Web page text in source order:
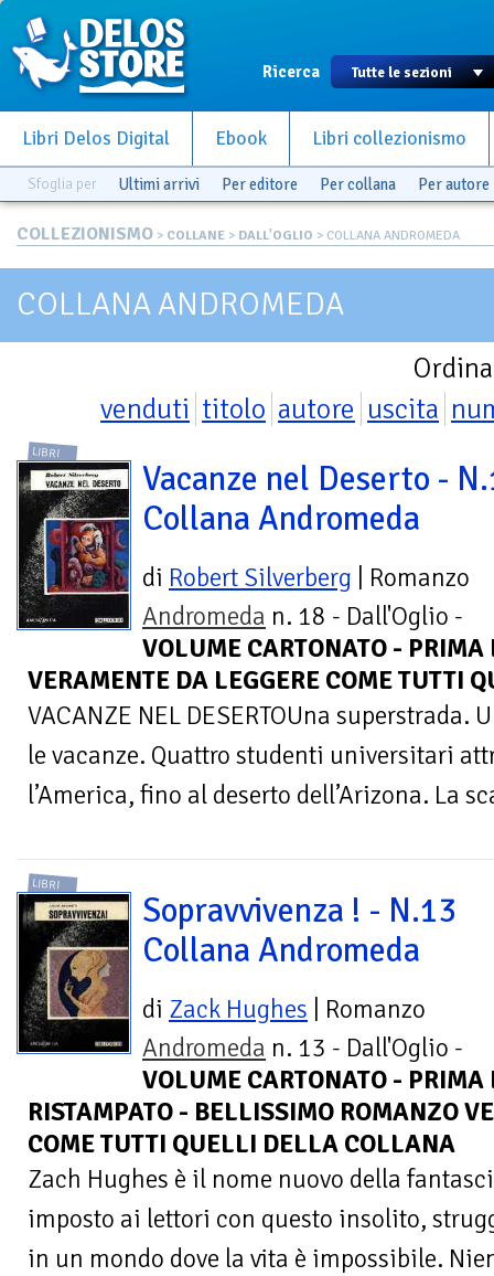
Ricerca
Libri Delos Digital Ebook Libri collezionismo
Sfoglia per Ultimi arrivi Per editore Per collana Per autore
COLLEZIONISMO > COLLANE > DALL'OGLIO > COLLANA ANDROMEDA
COLLANA ANDROMEDA
venduti titolo autore uscita
LIBRI
Vacanze nel Deserto -
Collana Andromeda
di Robert Silverberg | Romanzo
Andromeda n. 18 - Dall'Oglio -
VOLUME CARTONATO -
VERAMENTE DA LEGGERE COME TUTTI
VACANZE NEL DESERTOUna
le vacanze. Quattro studenti universitari
l’America, fino al deserto dell’Arizona. La
LIBRI
Sopravvivenza ! - N.13
Collana Andromeda
di Zack Hughes | Romanzo
Andromeda n. 13 - Dall'Oglio -
VOLUME CARTONATO -
RISTAMPATO - BELLISSIMO ROMANZO
COME TUTTI QUELLI DELLA COLLANA
Zach Hughes è il nome nuovo della
imposto ai lettori con questo insolito,
in un mondo dove la vita è impossibile.